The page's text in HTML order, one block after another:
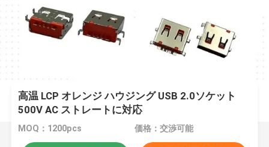
高温 LCP オレンジ ハウジング USB 2.0ソケット
500V AC ストレートに対応
MOQ：1200pcs 価格：交渉可能